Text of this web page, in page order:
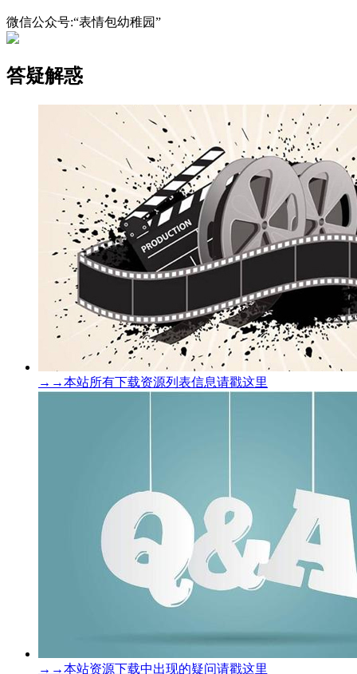
微信公众号:“表情包幼稚园”
答疑解惑
→→本站所有下载资源列表信息请戳这里
→→本站资源下载中出现的疑问请戳这里